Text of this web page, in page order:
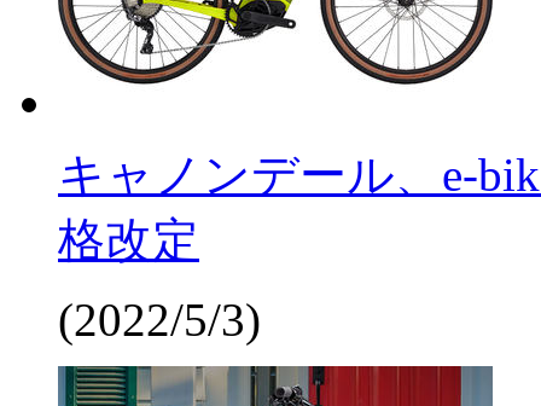
キャノンデール、e-
格改定
(2022/5/3)